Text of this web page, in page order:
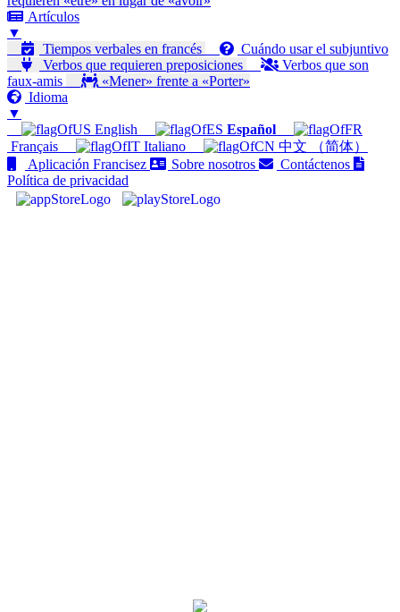
Artículos
▼
Tiempos verbales en francés
Cuándo usar el subjuntivo
Verbos que requieren preposiciones
Verbos que son
faux-amis
«Mener» frente a «Porter»
Idioma
▼
English
Español
Français
Italiano
中文 （简体）
Aplicación Francisez
Sobre nosotros
Contáctenos
Política de privacidad